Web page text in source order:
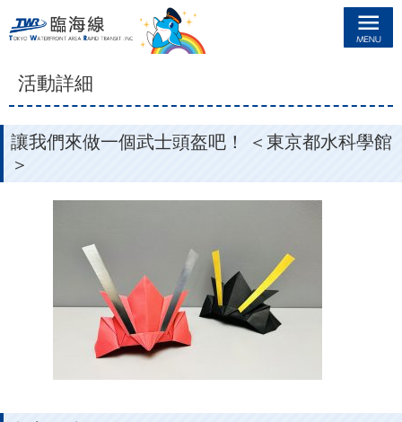
活動詳細
讓我們來做一個武士頭盔吧！ ＜東京都水科學館
＞